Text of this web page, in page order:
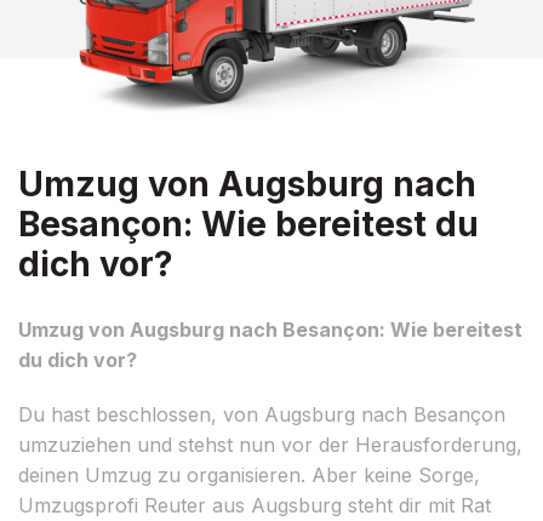
Umzug von Augsburg nach
Besançon: Wie bereitest du
dich vor?
Umzug von Augsburg nach Besançon: Wie bereitest
du dich vor?
Du hast beschlossen, von Augsburg nach Besançon
umzuziehen und stehst nun vor der Herausforderung,
deinen Umzug zu organisieren. Aber keine Sorge,
Umzugsprofi Reuter aus Augsburg steht dir mit Rat